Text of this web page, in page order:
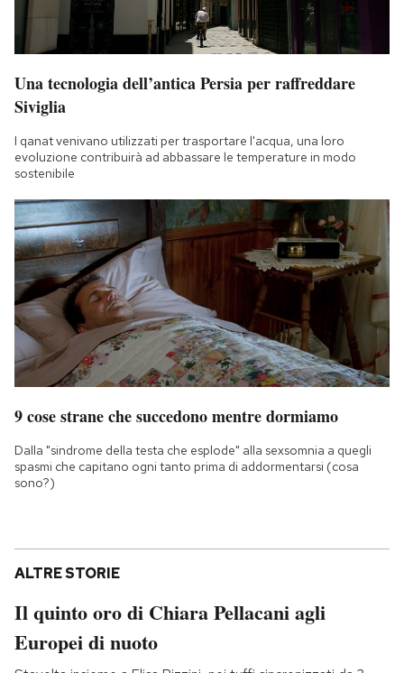
Una tecnologia dell’antica Persia per raffreddare
Siviglia
I qanat venivano utilizzati per trasportare l'acqua, una loro
evoluzione contribuirà ad abbassare le temperature in modo
sostenibile
9 cose strane che succedono mentre dormiamo
Dalla "sindrome della testa che esplode" alla sexsomnia a quegli
spasmi che capitano ogni tanto prima di addormentarsi (cosa
sono?)
ALTRE STORIE
Il quinto oro di Chiara Pellacani agli
Europei di nuoto